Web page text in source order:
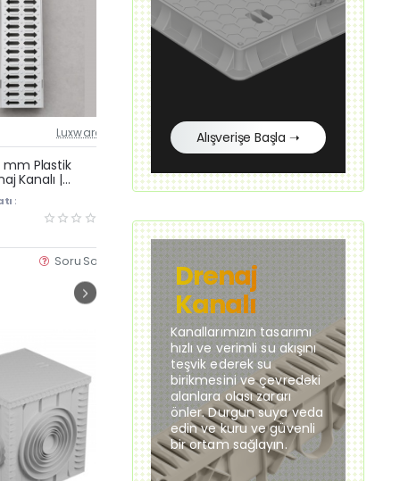
Güncel Fiyat
Yeni Ürün
Luxwares
mm Plastik
Kanalı |
ve Havuz
:
Soru Sor
Güncel Fiyat
Çok Satan
Stokta Var Luxwares
Mazgalı – Drenaj Kanalı Üstü
Dayanıklı Plastik Izgara Kapak
240,00 TL
Satın Al Soru Sor
Alışverişe Başla ➝
Drenaj
Kanalı
Kanallarımızın tasarımı
hızlı ve verimli su akışını
teşvik ederek su
birikmesini ve çevredeki
alanlara olası zararı
önler. Durgun suya veda
edin ve kuru ve güvenli
bir ortam sağlayın.